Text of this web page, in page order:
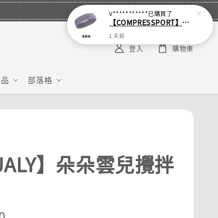
部落格
登入 購物車
】朵朵雲兒攪拌
V***********已購買了
【COMPRESSPORT】窄版止汗呼吸頭帶2.0_【零碼】
1 天前